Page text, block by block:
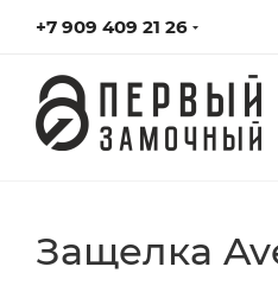
+7 909 409 21 26
Защелка